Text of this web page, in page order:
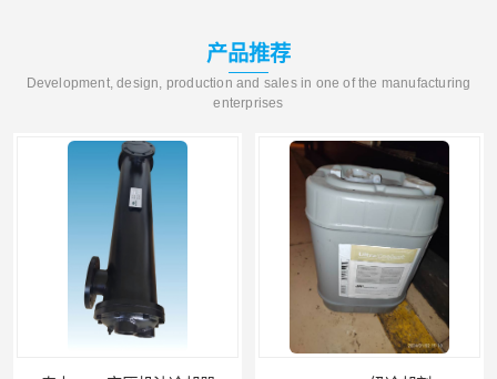
产品推荐
Development, design, production and sales in one of the manufacturing
enterprises